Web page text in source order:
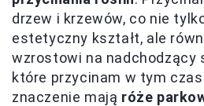
drzew i krzewów, co nie
estetyczny kształt, ale
wzrostowi na nadchodzący
które przycinam w tym
znaczenie mają róże